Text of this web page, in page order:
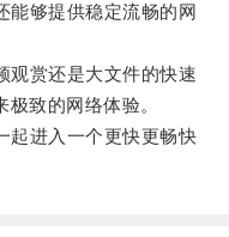
够提供稳定流畅的网
赏还是大文件的快速
致的网络体验。
进入一个更快更畅快